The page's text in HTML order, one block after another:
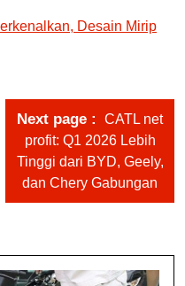
Desain Mirip
Next page
CATL net
profit: Q1 2026 Lebih
Tinggi dari BYD, Geely,
dan Chery Gabungan